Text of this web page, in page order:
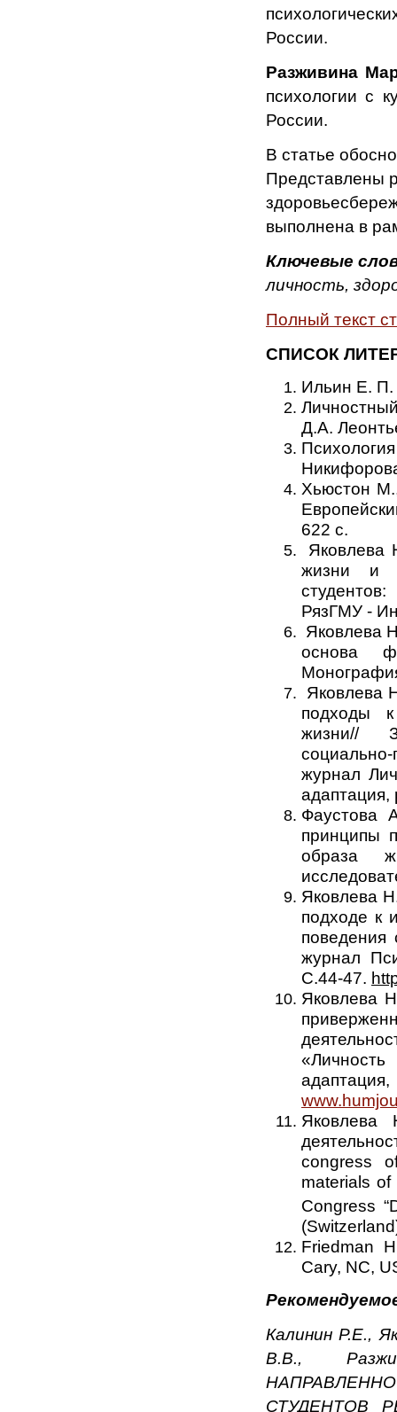
России.
Разживина
психологии с
России.
В статье
Представлены
выполнена в
Ключевые
личность,
Полный текст
СПИСОК
Ильин Е. П.
Д.А.
Хьюстон
622 с.
Яковлева
жизни и
РязГМУ -
Яковлева
основа
Яковлева
подходы
жизни//
журнал
Фаустова
принципы
образа
Яковлева
подходе к
поведения
журнал
С.44-47.
Яковлева
Яковлева
congress
materials
Congress
Friedman
Cary, NC,
Калинин Р.Е.,
В.В.,
СТУДЕНТОВ